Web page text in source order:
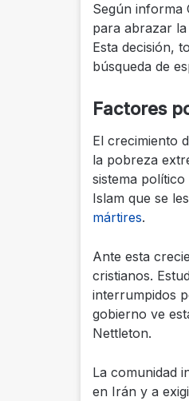
Según informa
para abrazar
Esta decisión,
búsqueda de
Factores
El crecimiento
la pobreza
sistema
Islam que se
mártires.
Ante esta
cristianos.
interrumpidos
gobierno ve
Nettleton.
La comunidad
en Irán y a